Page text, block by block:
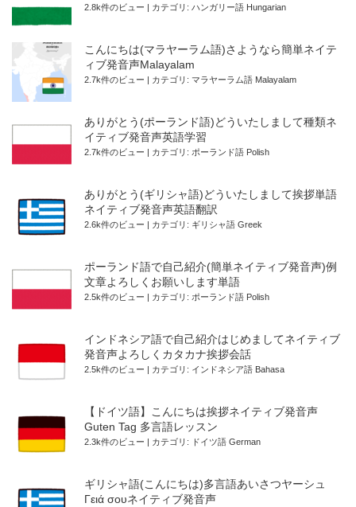
2.8k件のビュー カテゴリ: ハンガリー語 Hungarian
こんにちは(マラヤーラム語)さようなら簡単ネイテ
ィブ発音声Malayalam
2.7k件のビュー カテゴリ: マラヤーラム語 Malayalam
ありがとう(ポーランド語)どういたしまして種類ネ
イティブ発音声英語学習
2.7k件のビュー カテゴリ: ポーランド語 Polish
ありがとう(ギリシャ語)どういたしまして挨拶単語
ネイティブ発音声英語翻訳
2.6k件のビュー カテゴリ: ギリシャ語 Greek
ポーランド語で自己紹介(簡単ネイティブ発音声)例
文章よろしくお願いします単語
2.5k件のビュー カテゴリ: ポーランド語 Polish
インドネシア語で自己紹介はじめましてネイティブ
発音声よろしくカタカナ挨拶会話
2.5k件のビュー カテゴリ: インドネシア語 Bahasa
【ドイツ語】こんにちは挨拶ネイティブ発音声
Guten Tag 多言語レッスン
2.3k件のビュー カテゴリ: ドイツ語 German
ギリシャ語(こんにちは)多言語あいさつヤーシュ
Γειά σουネイティブ発音声